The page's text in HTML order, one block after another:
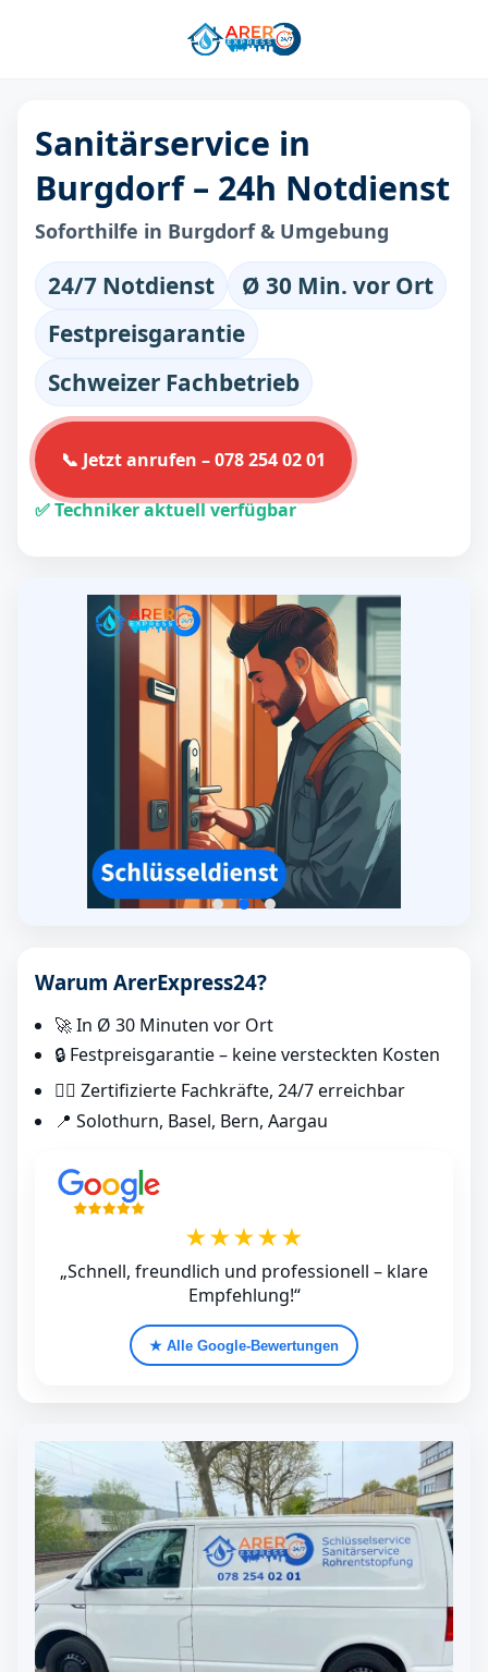
Sanitärservice in
Burgdorf – 24h Notdienst
Soforthilfe in Burgdorf & Umgebung
24/7 Notdienst
Ø 30 Min. vor Ort
Festpreisgarantie
Schweizer Fachbetrieb
📞 Jetzt anrufen – 078 254 02 01
✅ Techniker aktuell verfügbar
Warum ArerExpress24?
🚀 In Ø 30 Minuten vor Ort
🔒 Festpreisgarantie – keine versteckten Kosten
👷‍♂️ Zertifizierte Fachkräfte, 24/7 erreichbar
📍 Solothurn, Basel, Bern, Aargau
★★★★★
„Schnell, freundlich und professionell – klare
Empfehlung!“
★ Alle Google‑Bewertungen